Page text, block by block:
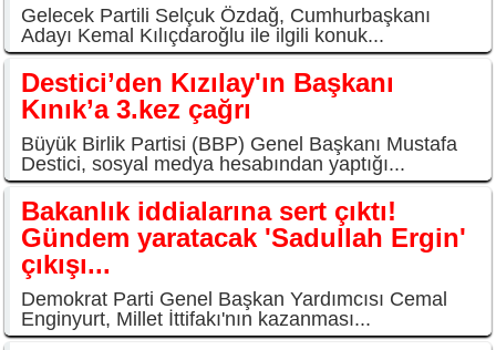
Gelecek Partili Selçuk Özdağ, Cumhurbaşkanı
Adayı Kemal Kılıçdaroğlu ile ilgili konuk...
Destici’den Kızılay'ın Başkanı
Kınık’a 3.kez çağrı
Büyük Birlik Partisi (BBP) Genel Başkanı Mustafa
Destici, sosyal medya hesabından yaptığı...
Bakanlık iddialarına sert çıktı!
Gündem yaratacak 'Sadullah Ergin'
çıkışı...
Demokrat Parti Genel Başkan Yardımcısı Cemal
Enginyurt, Millet İttifakı'nın kazanması...